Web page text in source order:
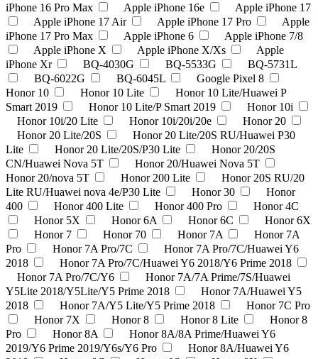
iPhone 16 Pro Max
Apple iPhone 16e
Apple iPhone 17
Apple iPhone 17 Air
Apple iPhone 17 Pro
Apple
iPhone 17 Pro Max
Apple iPhone 6
Apple iPhone 7/8
Apple iPhone X
Apple iPhone X/Xs
Apple
iPhone Xr
BQ-4030G BQ-5533G
BQ-5731L
BQ-6022G
BQ-6045L
Google Pixel 8
Honor 10
Honor 10 Lite
Honor 10 Lite/Huawei P
Smart 2019
Honor 10 Lite/P Smart 2019
Honor 10i
Honor 10i/20 Lite
Honor 10i/20i/20e
Honor 20
Honor 20 Lite/20S
Honor 20 Lite/20S RU/Huawei P30
Lite
Honor 20 Lite/20S/P30 Lite
Honor 20/20S
CN/Huawei Nova 5T
Honor 20/Huawei Nova 5T
Honor 20/nova 5T
Honor 200 Lite
Honor 20S RU/20
Lite RU/Huawei nova 4e/P30 Lite
Honor 30
Honor
400
Honor 400 Lite Honor 400 Pro
Honor 4C
Honor 5X
Honor 6A Honor 6C
Honor 6X
Honor 7
Honor 70 Honor 7A
Honor 7A
Pro
Honor 7A Pro/7C
Honor 7A Pro/7C/Huawei Y6
2018
Honor 7A Pro/7C/Huawei Y6 2018/Y6 Prime 2018
Honor 7A Pro/7C/Y6
Honor 7A/7A Prime/7S/Huawei
Y5Lite 2018/Y5Lite/Y5 Prime 2018
Honor 7A/Huawei Y5
2018
Honor 7A/Y5 Lite/Y5 Prime 2018
Honor 7C Pro
Honor 7X
Honor 8 Honor 8 Lite
Honor 8
Pro
Honor 8A
Honor 8A/8A Prime/Huawei Y6
2019/Y6 Prime 2019/Y6s/Y6 Pro
Honor 8A/Huawei Y6